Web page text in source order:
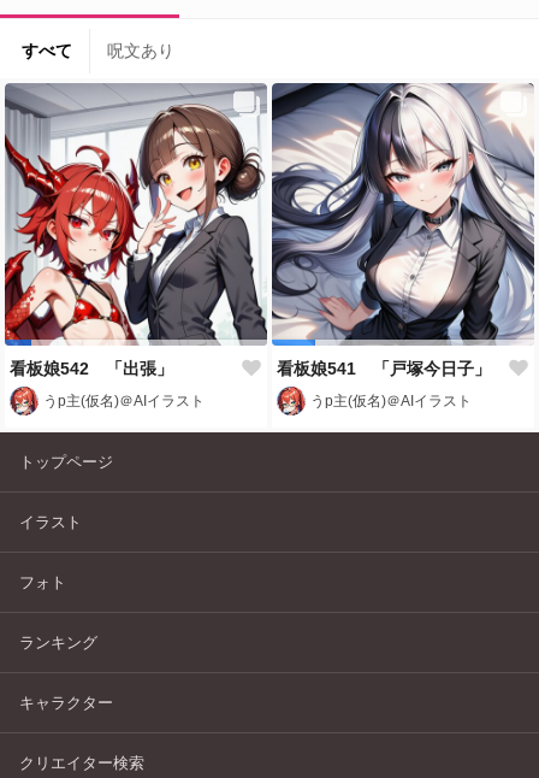
すべて 呪文あり
看板娘542 「出張」
うp主(仮名)＠AIイラスト
看板娘541 「戸塚今日子」
うp主(仮名)＠AIイラスト
トップページ
イラスト
フォト
ランキング
キャラクター
クリエイター検索